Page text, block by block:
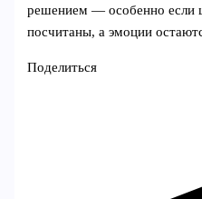
решением — особенно если
посчитаны, а эмоции
Поделиться